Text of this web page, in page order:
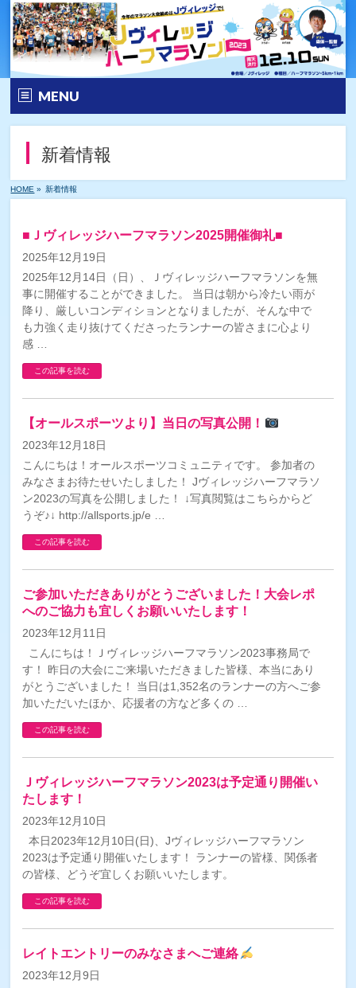
MENU
エントリー
コース&アクセス
Q&A | お問い合わせ
新着情報
HOME » 新着情報
■Ｊヴィレッジハーフマラソン2025開催御礼■
2025年12月19日
2025年12月14日（日）、Ｊヴィレッジハーフマラソンを無
事に開催することができました。 当日は朝から冷たい雨が
降り、厳しいコンディションとなりましたが、そんな中で
も力強く走り抜けてくださったランナーの皆さまに心より
感 …
この記事を読む
【オールスポーツより】当日の写真公開！
2023年12月18日
こんにちは！オールスポーツコミュニティです。 参加者の
みなさまお待たせいたしました！ Jヴィレッジハーフマラソ
ン2023の写真を公開しました！ ↓写真閲覧はこちらからど
うぞ♪↓ http://allsports.jp/e …
この記事を読む
ご参加いただきありがとうございました！大会レポ
へのご協力も宜しくお願いいたします！
2023年12月11日
こんにちは！Ｊヴィレッジハーフマラソン2023事務局で
す！ 昨日の大会にご来場いただきました皆様、本当にあり
がとうございました！ 当日は1,352名のランナーの方へご参
加いただいたほか、応援者の方など多くの …
この記事を読む
Ｊヴィレッジハーフマラソン2023は予定通り開催い
たします！
2023年12月10日
本日2023年12月10日(日)、Jヴィレッジハーフマラソン
2023は予定通り開催いたします！ ランナーの皆様、関係者
の皆様、どうぞ宜しくお願いいたします。
この記事を読む
レイトエントリーのみなさまへご連絡
2023年12月9日